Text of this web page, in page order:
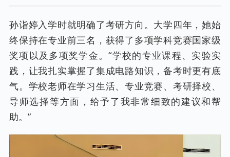
孙诣婷入学时就明确了考研方向。大学四年，她始
终保持在专业前三名，获得了多项学科竞赛国家级
奖项以及多项奖学金。“学校的专业课程、实验实
践，让我扎实掌握了集成电路知识，备考时更有底
气。学校老师在学习生活、专业竞赛、考研择校、
导师选择等方面，给予了我非常细致的建议和帮
助。”